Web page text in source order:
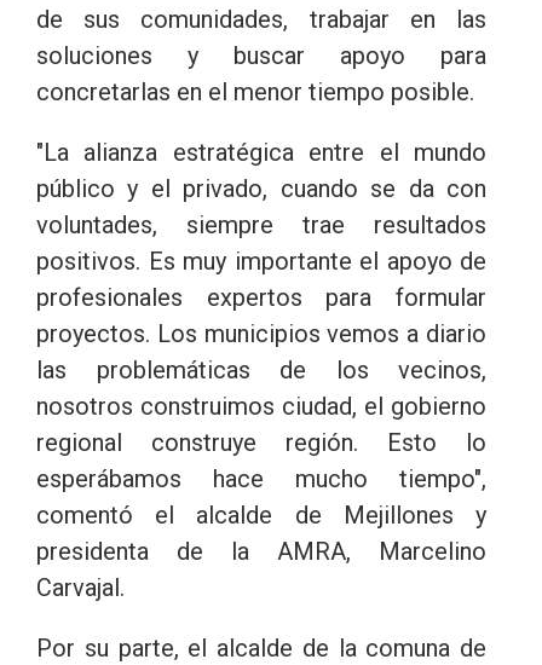
de sus comunidades, trabajar en las
soluciones y buscar apoyo para
concretarlas en el menor tiempo posible.
"La alianza estratégica entre el mundo
público y el privado, cuando se da con
voluntades, siempre trae resultados
positivos. Es muy importante el apoyo de
profesionales expertos para formular
proyectos. Los municipios vemos a diario
las problemáticas de los vecinos,
nosotros construimos ciudad, el gobierno
regional construye región. Esto lo
esperábamos hace mucho tiempo",
comentó el alcalde de Mejillones y
presidenta de la AMRA, Marcelino
Carvajal.
Por su parte, el alcalde de la comuna de